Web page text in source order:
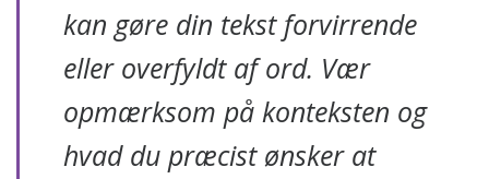
kan gøre din tekst forvirrende
eller overfyldt af ord. Vær
opmærksom på konteksten og
hvad du præcist ønsker at